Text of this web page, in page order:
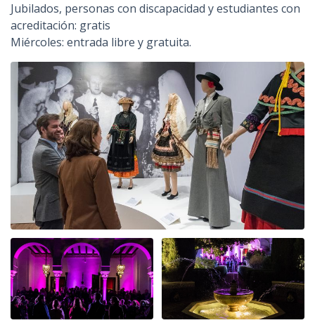
Jubilados, personas con discapacidad y estudiantes con
acreditación: gratis
Miércoles: entrada libre y gratuita.